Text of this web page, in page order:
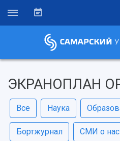
ЭКРАНОПЛАН
Все Наука
Бортжурнал СМИ о нас